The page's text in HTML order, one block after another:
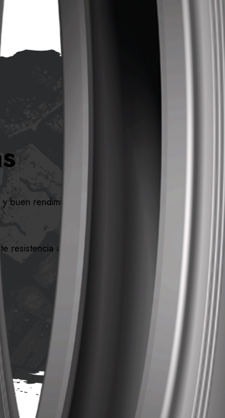
buen rendimiento.
resistencia al desgaste, a los pinchazos y a los cortes.